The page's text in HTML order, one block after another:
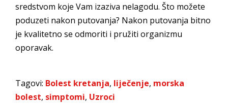
sredstvom koje Vam izaziva nelagodu. Što možete
poduzeti nakon putovanja? Nakon putovanja bitno
je kvalitetno se odmoriti i pružiti organizmu
oporavak.
Tagovi: Bolest kretanja, liječenje, morska
bolest, simptomi, Uzroci